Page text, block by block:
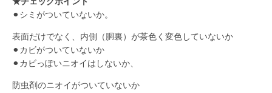
⚫︎シミがついていないか。
表面だけでなく、内側（胴裏）が茶色く変色していないか
⚫︎カビがついていないか
⚫︎カビっぽいニオイはしないか、
防虫剤のニオイがついていないか